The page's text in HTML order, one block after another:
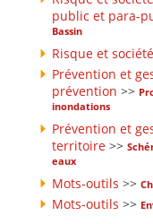
public et para-
Bassin
Risque et société
Prévention et
prévention >>
inondations
Prévention et
territoire >>
eaux
Mots-outils >>
Mots-outils >>